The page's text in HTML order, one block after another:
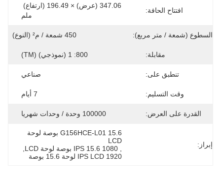
افتتاح الحافة:
ملم
السطوع (شمعة / متر مربع): 450 شمعة / م² (النوع)
مقابلة: 800: 1 (نموذجي) (TM)
تنطبق على: صناعي
وقت التسليم: 7 أيام
القدرة على العرض: 100000 وحدة / وحدات شهريا
إبراز:
LCD
1080 IPS 15.6 بوصة لوحة LCD
1920 IPS LCD لوحة 15.6 بوصة